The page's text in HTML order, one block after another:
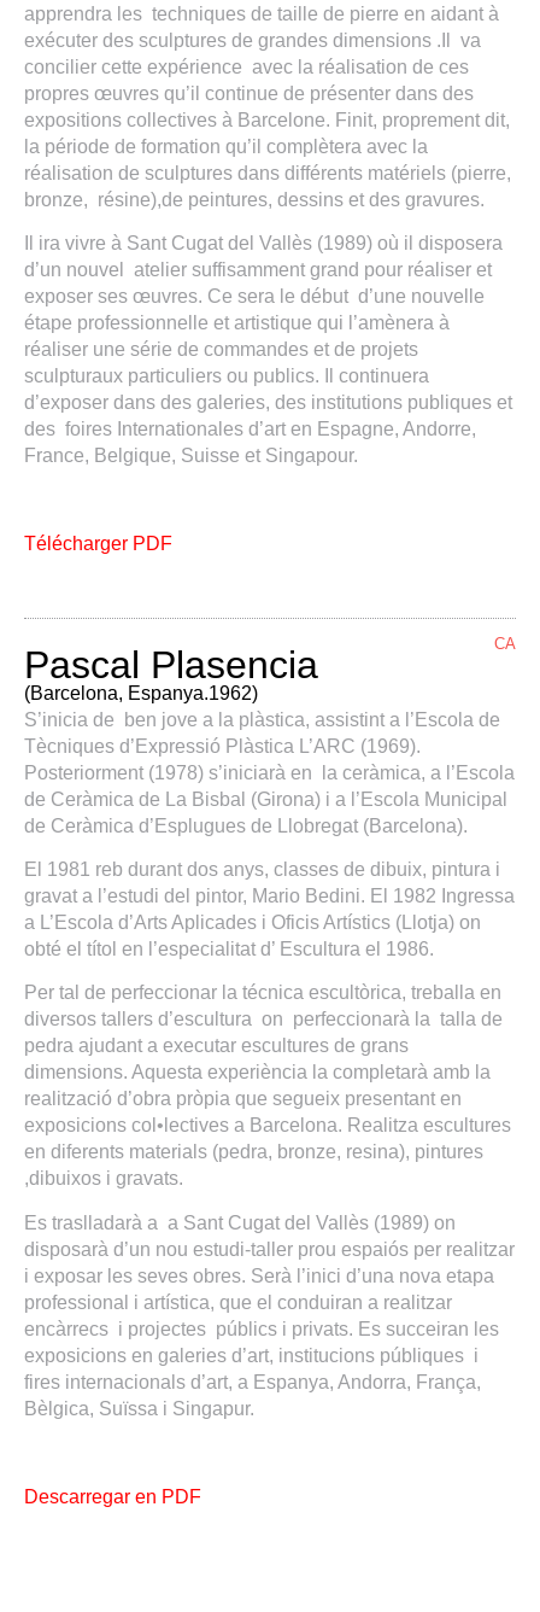
apprendra les techniques de taille de pierre en aidant à
exécuter des sculptures de grandes dimensions .Il va
concilier cette expérience avec la réalisation de ces
propres œuvres qu’il continue de présenter dans des
expositions collectives à Barcelone. Finit, proprement dit,
la période de formation qu’il complètera avec la
réalisation de sculptures dans différents matériels (pierre,
bronze, résine),de peintures, dessins et des gravures.
Il ira vivre à Sant Cugat del Vallès (1989) où il disposera
d’un nouvel atelier suffisamment grand pour réaliser et
exposer ses œuvres. Ce sera le début d’une nouvelle
étape professionnelle et artistique qui l’amènera à
réaliser une série de commandes et de projets
sculpturaux particuliers ou publics. Il continuera
d’exposer dans des galeries, des institutions publiques et
des foires Internationales d’art en Espagne, Andorre,
France, Belgique, Suisse et Singapour.
Télécharger PDF
CA
Pascal Plasencia
(Barcelona, Espanya.1962)
S’inicia de ben jove a la plàstica, assistint a l’Escola de
Tècniques d’Expressió Plàstica L’ARC (1969).
Posteriorment (1978) s’iniciarà en la ceràmica, a l’Escola
de Ceràmica de La Bisbal (Girona) i a l’Escola Municipal
de Ceràmica d’Esplugues de Llobregat (Barcelona).
El 1981 reb durant dos anys, classes de dibuix, pintura i
gravat a l’estudi del pintor, Mario Bedini. El 1982 Ingressa
a L’Escola d’Arts Aplicades i Oficis Artístics (Llotja) on
obté el títol en l’especialitat d’ Escultura el 1986.
Per tal de perfeccionar la técnica escultòrica, treballa en
diversos tallers d’escultura on perfeccionarà la talla de
pedra ajudant a executar escultures de grans
dimensions. Aquesta experiència la completarà amb la
realització d’obra pròpia que segueix presentant en
exposicions col•lectives a Barcelona. Realitza escultures
en diferents materials (pedra, bronze, resina), pintures
,dibuixos i gravats.
Es traslladarà a a Sant Cugat del Vallès (1989) on
disposarà d’un nou estudi-taller prou espaiós per realitzar
i exposar les seves obres. Serà l’inici d’una nova etapa
professional i artística, que el conduiran a realitzar
encàrrecs i projectes públics i privats. Es succeiran les
exposicions en galeries d’art, institucions públiques i
fires internacionals d’art, a Espanya, Andorra, França,
Bèlgica, Suïssa i Singapur.
Descarregar en PDF